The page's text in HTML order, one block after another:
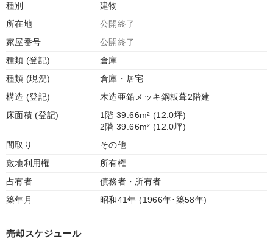
種別
建物
所在地
公開終了
家屋番号
公開終了
種類 (登記)
倉庫
種類 (現況)
倉庫・居宅
構造 (登記)
木造亜鉛メッキ鋼板葺2階建
床面積 (登記)
1階 39.66m² (12.0坪)
2階 39.66m² (12.0坪)
間取り
その他
敷地利用権
所有権
占有者
債務者・所有者
築年月
昭和41年 (1966年･築58年)
売却スケジュール